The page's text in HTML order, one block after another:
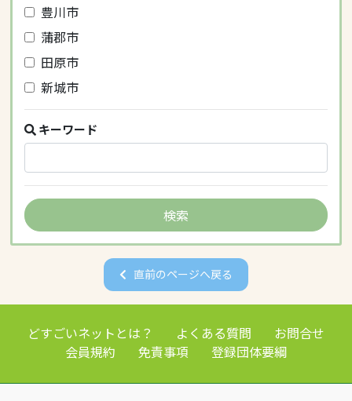
豊川市
蒲郡市
田原市
新城市
キーワード
直前のページへ戻る
どすごいネットとは？ よくある質問
お問合せ
会員規約
免責事項 登録団体要綱